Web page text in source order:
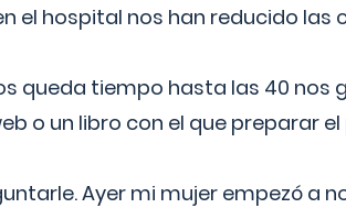
el hospital nos han reducido las
queda tiempo hasta las 40 nos
o un libro con el que preparar
Ayer mi mujer empezó a